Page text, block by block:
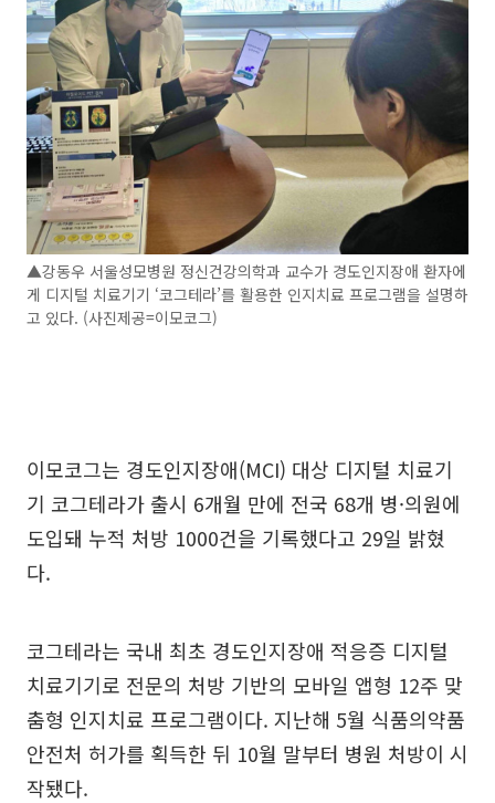
▲강동우 서울성모병원 정신건강의학과 교수가 경도인지장애 환자에
게 디지털 치료기기 ‘코그테라’를 활용한 인지치료 프로그램을 설명하
고 있다. (사진제공=이모코그)
이모코그는 경도인지장애(MCI) 대상 디지털 치료기
기 코그테라가 출시 6개월 만에 전국 68개 병·의원에
도입돼 누적 처방 1000건을 기록했다고 29일 밝혔
다.
코그테라는 국내 최초 경도인지장애 적응증 디지털
치료기기로 전문의 처방 기반의 모바일 앱형 12주 맞
춤형 인지치료 프로그램이다. 지난해 5월 식품의약품
안전처 허가를 획득한 뒤 10월 말부터 병원 처방이 시
작됐다.